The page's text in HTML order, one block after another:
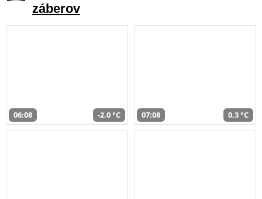
záberov
06:08 -2,0 °C 07:08 0,3 °C